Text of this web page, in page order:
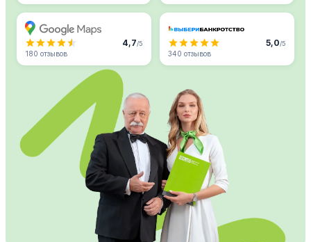
4,7/5
180 отзывов
5,0/5
340 отзывов